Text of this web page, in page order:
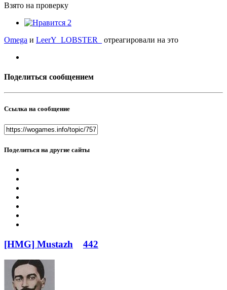
Взято на проверку
2
Omega и LeerY_LOBSTER_ отреагировали на это
Поделиться сообщением
Ссылка на сообщение
Поделиться на другие сайты
[HMG] Mustazh 442